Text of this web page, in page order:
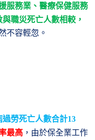
服務業、醫療保健服務
職災死亡人數相較，
不容輕忽。
勞死亡人數合計13
最高 ，由於保全業工作